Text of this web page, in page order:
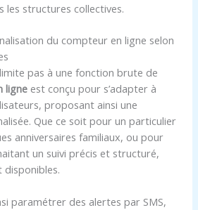
les structures collectives.
du compteur en ligne selon
pas à une fonction brute de
ligne est conçu pour s’adapter à
proposant ainsi une
Que ce soit pour un particulier
anniversaires familiaux, ou pour
un suivi précis et structuré,
paramétrer des alertes par SMS,